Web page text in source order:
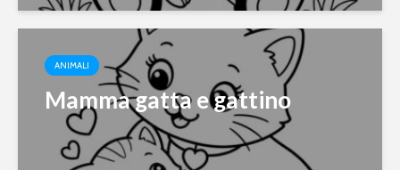
ANIMALI
Mamma gatta e gattino